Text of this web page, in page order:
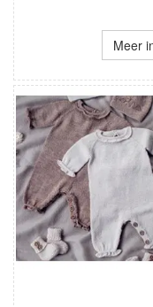
Meer